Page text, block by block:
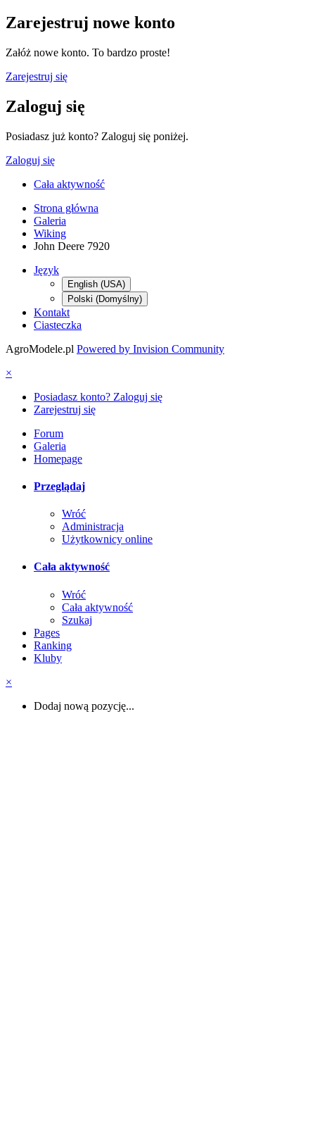
Zarejestruj nowe konto
Załóż nowe konto. To bardzo proste!
Zarejestruj się
Zaloguj się
Posiadasz już konto? Zaloguj się poniżej.
Zaloguj się
Cała aktywność
Strona główna
Galeria
Wiking
John Deere 7920
Język
English (USA)
Polski (Domyślny)
Kontakt
Ciasteczka
AgroModele.pl Powered by Invision Community
×
Posiadasz konto? Zaloguj się
Zarejestruj się
Forum
Galeria
Homepage
Przeglądaj
Wróć
Administracja
Użytkownicy online
Cała aktywność
Wróć
Cała aktywność
Szukaj
Pages
Ranking
Kluby
×
Dodaj nową pozycję...